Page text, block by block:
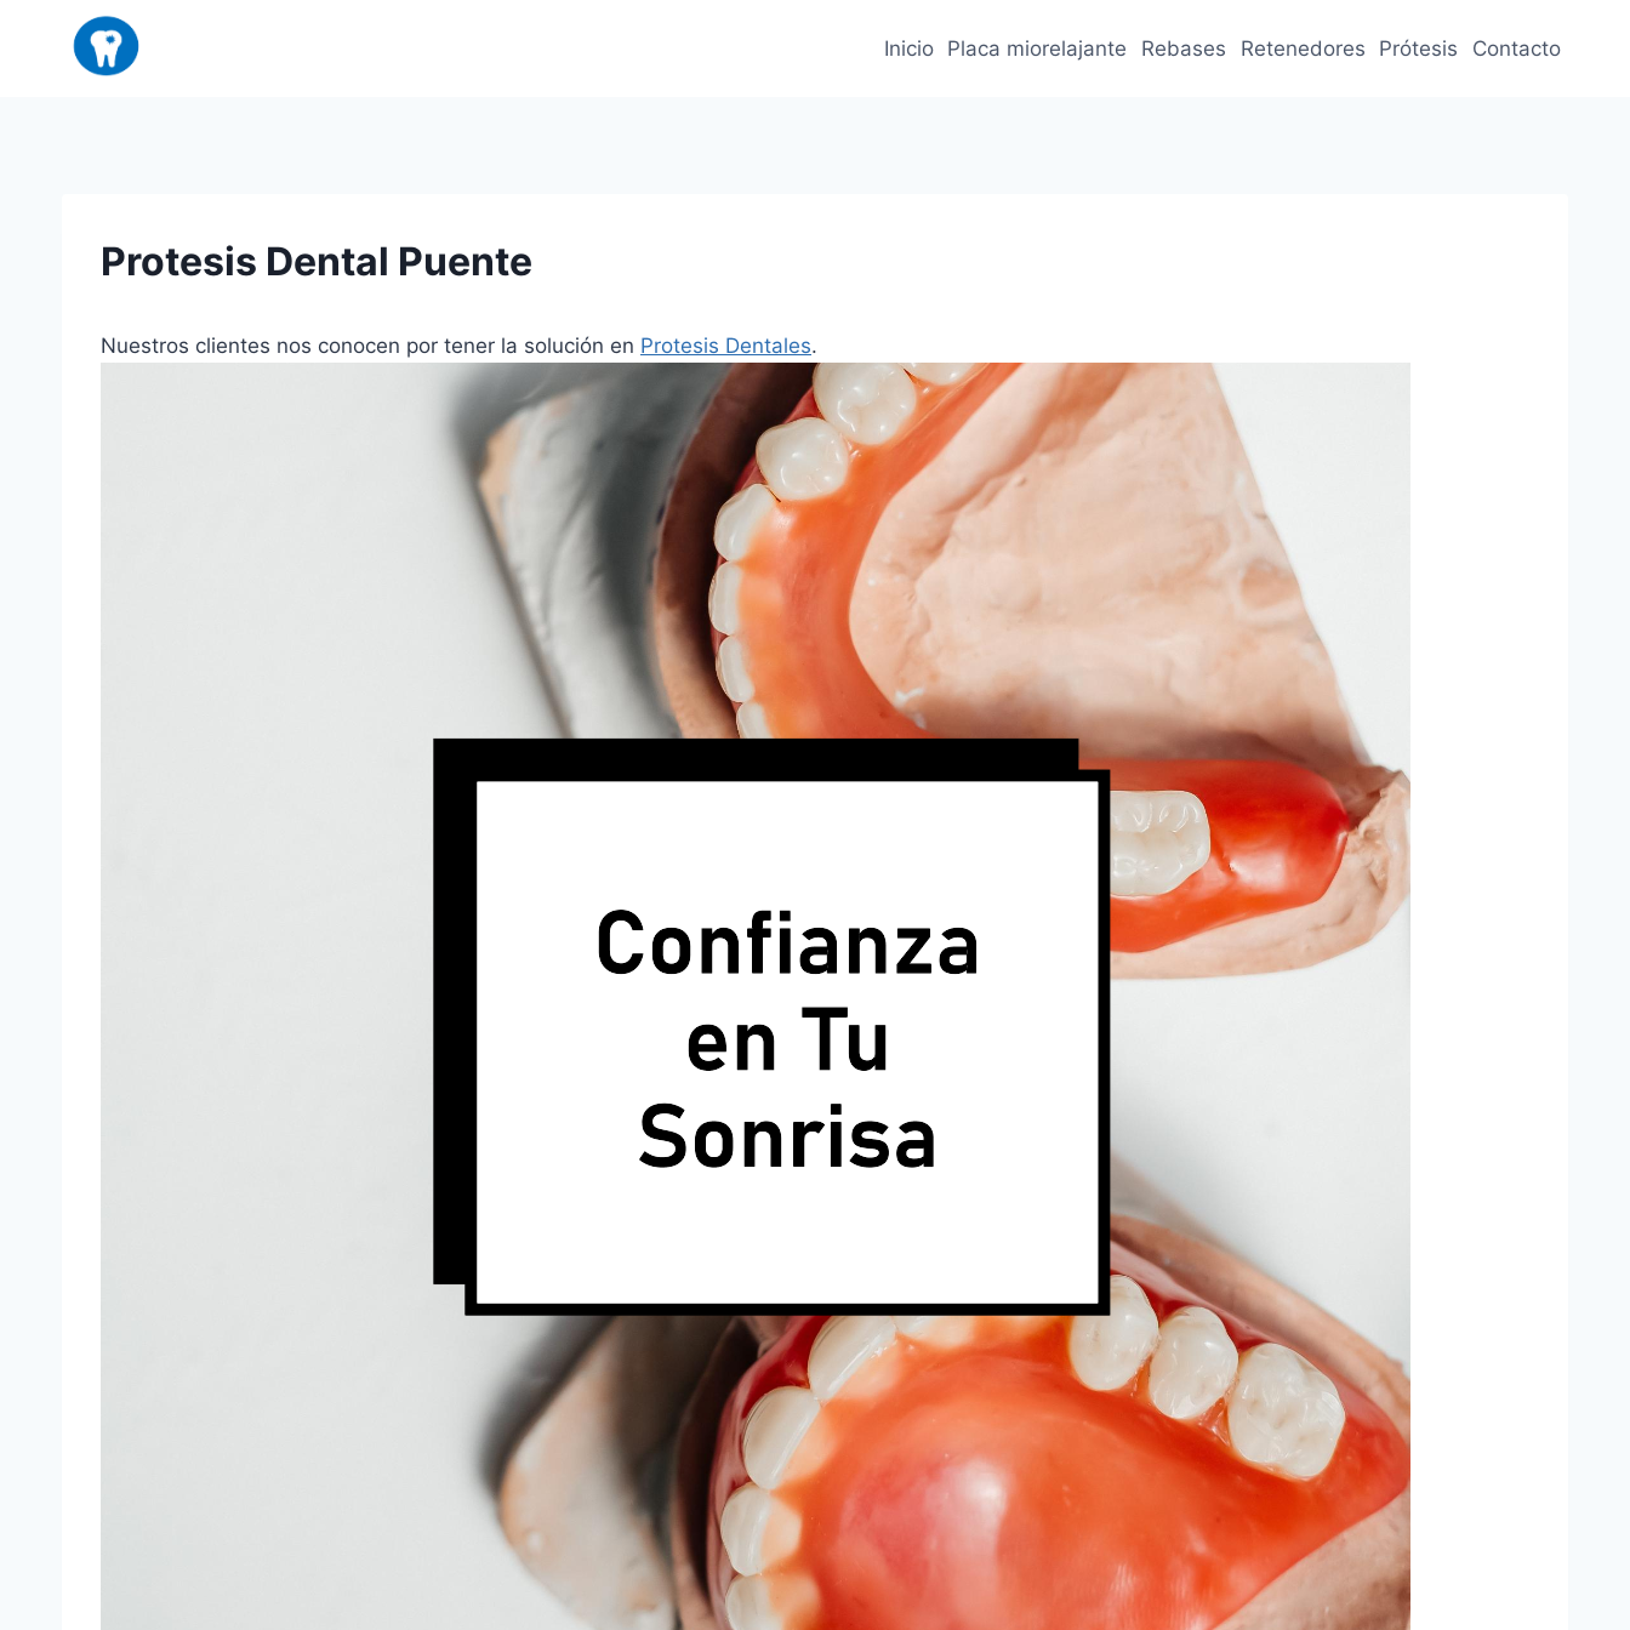
contenido
Inicio Placa miorelajante Rebases Retenedores Prótesis Contacto
Protesis Dental Puente
Nuestros clientes nos conocen por tener la solución en Protesis Dentales.